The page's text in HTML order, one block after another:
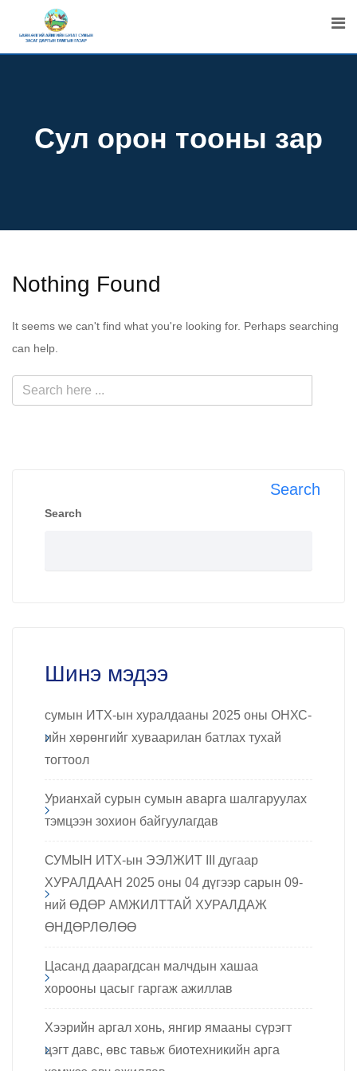
content
Сул орон тооны зар
Nothing Found
It seems we can't find what you're looking for. Perhaps searching
can help.
Search
Search
Шинэ мэдээ
сумын ИТХ-ын хуралдааны 2025 оны ОНХС-
ийн хөрөнгийг хуваарилан батлах тухай
тогтоол
Урианхай сурын сумын аварга шалгаруулах
тэмцээн зохион байгуулагдав
СУМЫН ИТХ-ын ЭЭЛЖИТ III дугаар
ХУРАЛДААН 2025 оны 04 дүгээр сарын 09-
ний ӨДӨР АМЖИЛТТАЙ ХУРАЛДАЖ
ӨНДӨРЛӨЛӨӨ
Цасанд даарагдсан малчдын хашаа
хорооны цасыг гаргаж ажиллав
Хээрийн аргал хонь, янгир ямааны сүрэгт
цэгт давс, өвс тавьж биотехникийн арга